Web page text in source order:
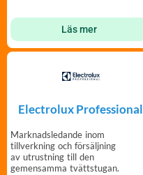
Läs mer
Electrolux Professional
Marknadsledande inom
tillverkning och försäljning
av utrustning till den
gemensamma tvättstugan.